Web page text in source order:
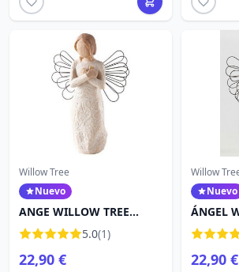
Willow Tree
Nuevo
ANGE WILLOW TREE
SOUVENIR 26247
5.0(1)
22,90 €
Willow
Nuevo
ÁNGEL
LA
22,90 €